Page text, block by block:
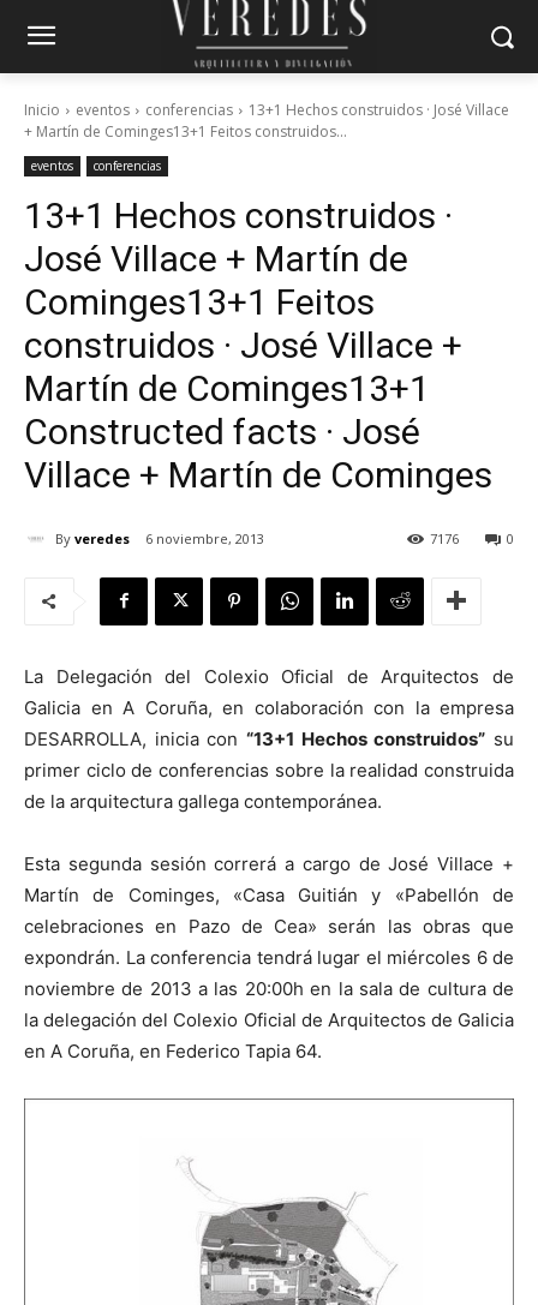
Inicio eventos conferencias
13+1 Hechos construidos · José Villace
+ Martín de Cominges13+1 Feitos construidos...
eventos conferencias
13+1 Hechos construidos ·
José Villace + Martín de
Cominges13+1 Feitos
construidos · José Villace +
Martín de Cominges13+1
Constructed facts · José
Villace + Martín de Cominges
By veredes 6 noviembre, 2013 0
7176
La Delegación del Colexio Oficial de Arquitectos de
Galicia en A Coruña, en colaboración con la empresa
DESARROLLA, inicia con “13+1 Hechos construidos” su
primer ciclo de conferencias sobre la realidad construida
de la arquitectura gallega contemporánea.
Esta segunda sesión correrá a cargo de José Villace +
Martín de Cominges, «Casa Guitián y «Pabellón de
celebraciones en Pazo de Cea» serán las obras que
expondrán. La conferencia tendrá lugar el miércoles 6 de
noviembre de 2013 a las 20:00h en la sala de cultura de
la delegación del Colexio Oficial de Arquitectos de Galicia
en A Coruña, en Federico Tapia 64.